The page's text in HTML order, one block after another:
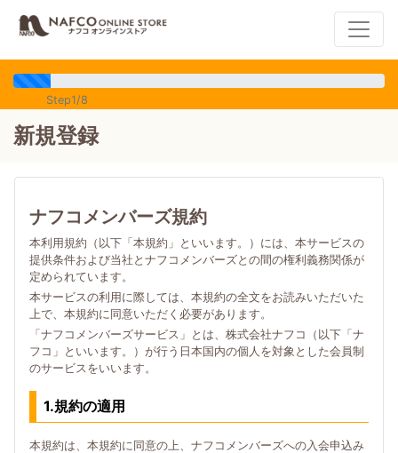
Step1/8
新規登録
ナフコメンバーズ規約
本利用規約（以下「本規約」といいます。）には、本サービスの
提供条件および当社とナフコメンバーズとの間の権利義務関係が
定められています。
本サービスの利用に際しては、本規約の全文をお読みいただいた
上で、本規約に同意いただく必要があります。
「ナフコメンバーズサービス」とは、株式会社ナフコ（以下「ナ
フコ」といいます。）が行う日本国内の個人を対象とした会員制
のサービスをいいます。
1.規約の適用
本規約は、本規約に同意の上、ナフコメンバーズへの入会申込み